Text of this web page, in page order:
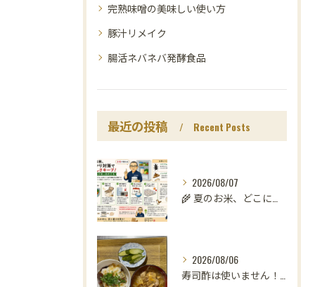
完熟味噌の美味しい使い方
豚汁リメイク
腸活ネバネバ発酵食品
最近の投稿 Recent Posts
2026/08/07
🌾 夏のお米、どこに置いていますか？
2026/08/06
寿司酢は使いません！😳